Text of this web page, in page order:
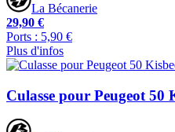
La Bécanerie
29,90 €
Ports : 5,90 €
Plus d'infos
Culasse pour Peugeot